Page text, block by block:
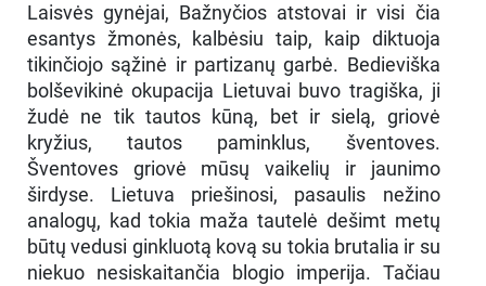
Laisvės gynėjai, Bažnyčios atstovai ir visi čia
esantys žmonės, kalbėsiu taip, kaip diktuoja
tikinčiojo sąžinė ir partizanų garbė. Bedieviška
bolševikinė okupacija Lietuvai buvo tragiška, ji
žudė ne tik tautos kūną, bet ir sielą, griovė
kryžius, tautos paminklus, šventoves.
Šventoves griovė mūsų vaikelių ir jaunimo
širdyse. Lietuva priešinosi, pasaulis nežino
analogų, kad tokia maža tautelė dešimt metų
būtų vedusi ginkluotą kovą su tokia brutalia ir su
niekuo nesiskaitančia blogio imperija. Tačiau